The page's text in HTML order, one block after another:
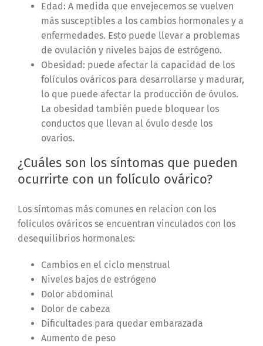
Edad: A medida que envejecemos se vuelven
más susceptibles a los cambios hormonales y a
enfermedades. Esto puede llevar a problemas
de ovulación y niveles bajos de estrógeno.
Obesidad: puede afectar la capacidad de los
folículos ováricos para desarrollarse y madurar,
lo que puede afectar la producción de óvulos.
La obesidad también puede bloquear los
conductos que llevan al óvulo desde los
ovarios.
¿Cuáles son los síntomas que pueden
ocurrirte con un folículo ovárico?
Los síntomas más comunes en relacion con los
folículos ováricos se encuentran vinculados con los
desequilibrios hormonales:
Cambios en el ciclo menstrual
Niveles bajos de estrógeno
Dolor abdominal
Dolor de cabeza
Dificultades para quedar embarazada
Aumento de peso